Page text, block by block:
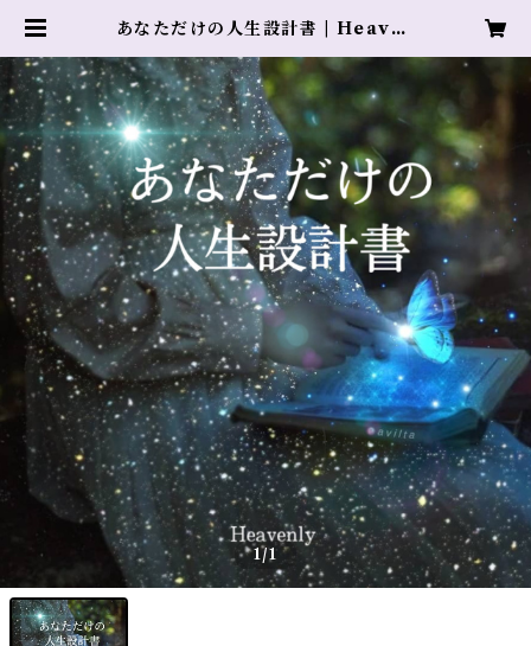
あなただけの人生設計書 | Heaven
1/1